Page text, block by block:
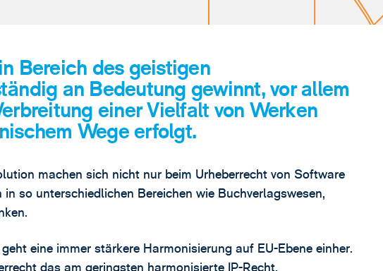
Bereich des geistigen
an Bedeutung gewinnt, vor allem
einer Vielfalt von Werken
Wege erfolgt.
machen sich nicht nur beim Urheberrecht von Software
so unterschiedlichen Bereichen wie Buchverlagswesen,
eine immer stärkere Harmonisierung auf EU-Ebene einher.
das am geringsten harmonisierte IP-Recht,